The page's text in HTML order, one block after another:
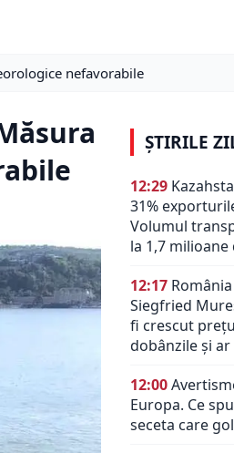
nefavorabile
ȘTIRILE
12:29
31%
Volumul
la 1,7
12:17
Siegfried
fi crescut
dobânzile şi
12:00
Europa. Ce
seceta care